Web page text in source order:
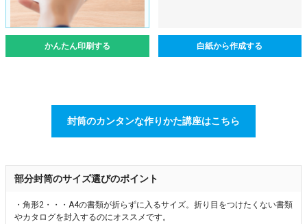
かんたん印刷する 白紙から作成する
封筒のカンタンな作りかた講座はこちら
部分封筒のサイズ選びのポイント
・角形2・・・A4の書類が折らずに入るサイズ。折り目をつけたくない書類
やカタログを封入するのにオススメです。